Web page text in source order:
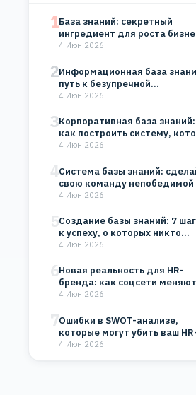
1База знаний: секретный
ингредиент для роста
4 Июн 2026
2Информационная база
путь к безупречной
организации
4 Июн 2026
3Корпоративная база знаний:
как построить систему,
будет работать на…
4 Июн 2026
4Система базы знаний:
свою команду непобедимой
4 Июн 2026
5Создание базы знаний: 7
к успеху, о которых никто…
4 Июн 2026
6Новая реальность для HR-
бренда: как соцсети меняют
восприятие компании
4 Июн 2026
7Ошибки в SWOT-анализе,
которые могут убить ваш
бренд и бизнес
4 Июн 2026